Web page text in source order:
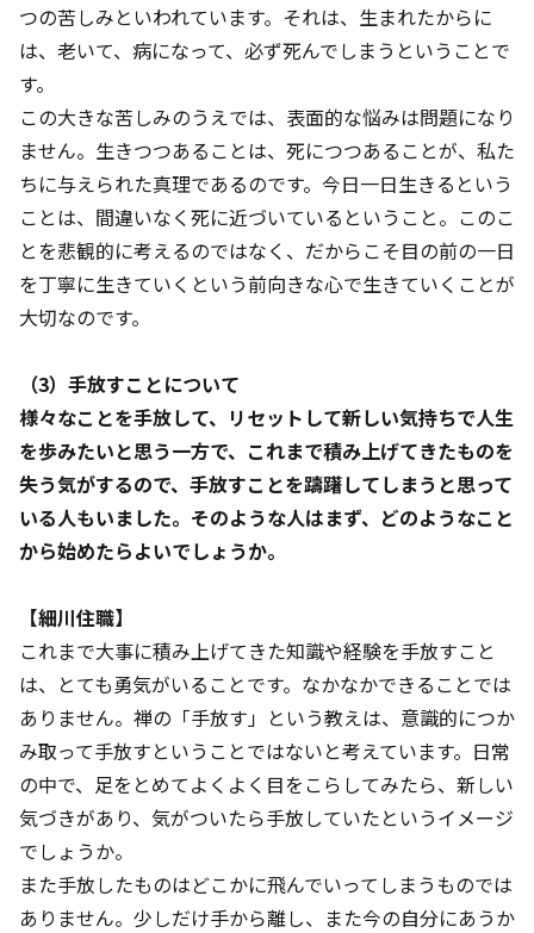
つの苦しみといわれています。それは、生まれたからに
は、老いて、病になって、必ず死んでしまうということで
す。
この大きな苦しみのうえでは、表面的な悩みは問題になり
ません。生きつつあることは、死につつあることが、私た
ちに与えられた真理であるのです。今日一日生きるという
ことは、間違いなく死に近づいているということ。このこ
とを悲観的に考えるのではなく、だからこそ目の前の一日
を丁寧に生きていくという前向きな心で生きていくことが
大切なのです。
（3）手放すことについて
様々なことを手放して、リセットして新しい気持ちで人生
を歩みたいと思う一方で、これまで積み上げてきたものを
失う気がするので、手放すことを躊躇してしまうと思って
いる人もいました。そのような人はまず、どのようなこと
から始めたらよいでしょうか。
【細川住職】
これまで大事に積み上げてきた知識や経験を手放すこと
は、とても勇気がいることです。なかなかできることでは
ありません。禅の「手放す」という教えは、意識的につか
み取って手放すということではないと考えています。日常
の中で、足をとめてよくよく目をこらしてみたら、新しい
気づきがあり、気がついたら手放していたというイメージ
でしょうか。
また手放したものはどこかに飛んでいってしまうものでは
ありません。少しだけ手から離し、また今の自分にあうか